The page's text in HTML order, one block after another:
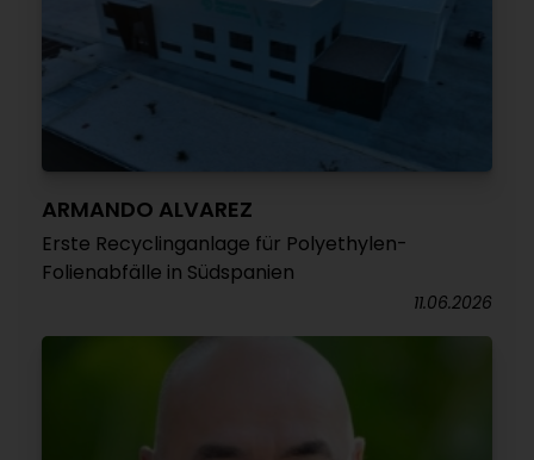
ARMANDO ALVAREZ
Erste Recyclinganlage für Polyethylen-
Folienabfälle in Südspanien
11.06.2026